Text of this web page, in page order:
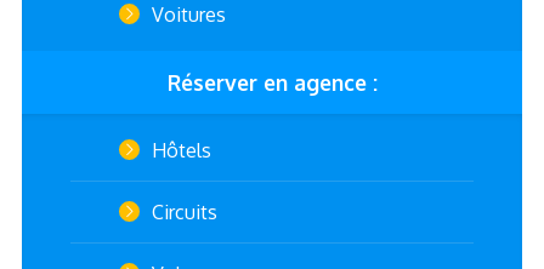
Voitures
Réserver en agence :
Hôtels
Circuits